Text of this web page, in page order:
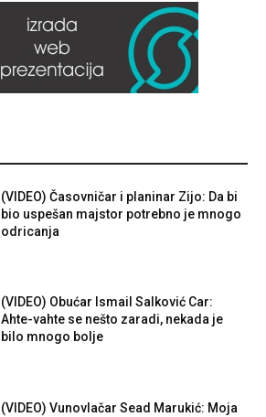
(VIDEO) Časovničar i planinar Zijo: Da bi
bio uspešan majstor potrebno je mnogo
odricanja
(VIDEO) Obućar Ismail Salković Car:
Ahte-vahte se nešto zaradi, nekada je
bilo mnogo bolje
(VIDEO) Vunovlačar Sead Marukić: Moja